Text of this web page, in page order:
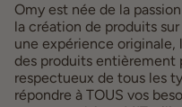
Omy est née de la
la création de produits
une expérience
des produits entièrement
respectueux de tous les
répondre à TOUS vos